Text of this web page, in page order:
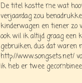
De titel kostte me wat
verjaardag zou
kinderwagen en tiener zo
ook wil ik altijd graag een
gebruiken, dus dat waren
http://www.songsets.net/
ik heb er twee